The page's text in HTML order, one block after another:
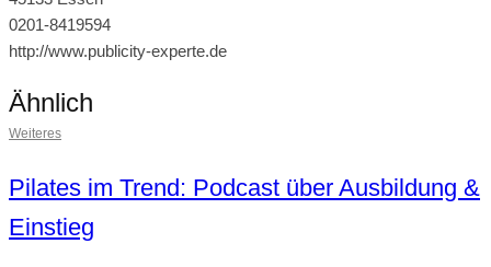
0201-8419594
http://www.publicity-experte.de
Ähnlich
Weiteres
Pilates im Trend: Podcast über Ausbildung &
Einstieg